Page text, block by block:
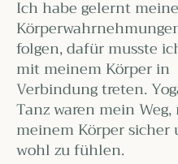
Ich habe gelernt
folgen, dafür musste
mit meinem Körper in
Verbindung treten.
Tanz waren mein
meinem Körper sicher
wohl zu fühlen.